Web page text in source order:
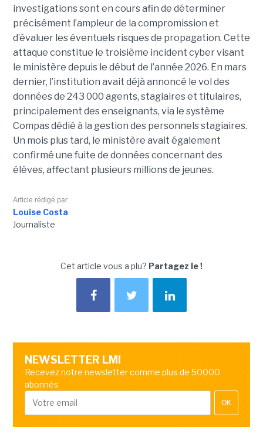
investigations sont en cours afin de déterminer
précisément l’ampleur de la compromission et
d’évaluer les éventuels risques de propagation. Cette
attaque constitue le troisième incident cyber visant
le ministère depuis le début de l’année 2026. En mars
dernier, l’institution avait déjà annoncé le vol des
données de 243 000 agents, stagiaires et titulaires,
principalement des enseignants, via le système
Compas dédié à la gestion des personnels stagiaires.
Un mois plus tard, le ministère avait également
confirmé une fuite de données concernant des
élèves, affectant plusieurs millions de jeunes.
Article rédigé par
Louise Costa
Journaliste
Cet article vous a plu? Partagez le !
NEWSLETTER LMI
Recevez notre newsletter comme plus de 50000
abonnés
OK